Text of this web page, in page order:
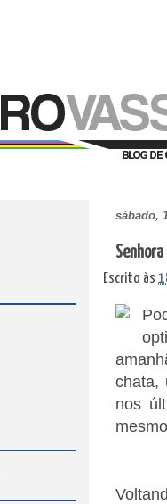
sábado,
Escrito às
chata,
nos